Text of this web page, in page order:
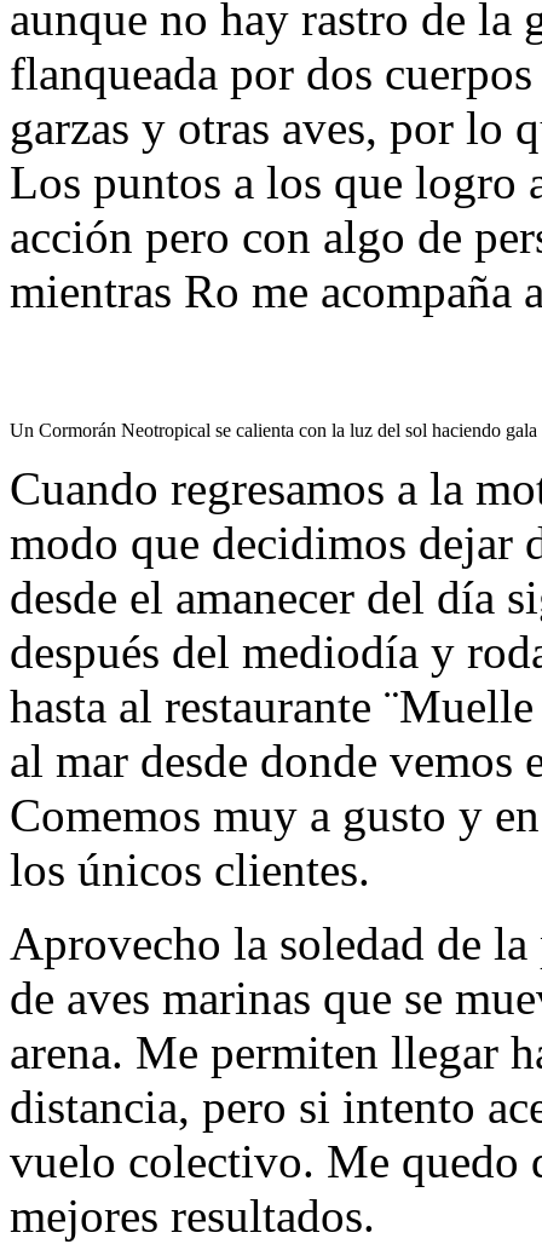
aunque no hay rastro de la
flanqueada por dos
garzas y otras aves, por lo
Los puntos a los que logro
acción pero con algo de
mientras Ro me acompaña
Un Cormorán Neotropical se calienta con la luz del sol haciendo gala
Cuando regresamos a la
modo que decidimos dejar
desde el amanecer del día
después del mediodía y
hasta al restaurante
al mar desde donde
Comemos muy a gusto y
los únicos clientes.
Aprovecho la soledad de
de aves marinas que se
arena. Me permiten llegar
distancia, pero si intento
vuelo colectivo. Me quedo
mejores resultados.